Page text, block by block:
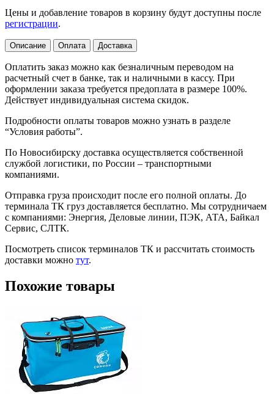
Цены и добавление товаров в корзину будут доступны после
регистрации.
Описание Оплата Доставка
Оплатить заказ можно как безналичным переводом на
расчетный счет в банке, так и наличными в кассу. При
оформлении заказа требуется предоплата в размере 100%.
Действует индивидуальная система скидок.
Подробности оплаты товаров можно узнать в разделе
“Условия работы”.
По Новосибирску доставка осуществляется собственной
службой логистики, по России – транспортными
компаниями.
Отправка груза происходит после его полной оплаты. До
терминала ТК груз доставляется бесплатно. Мы сотрудничаем
с компаниями: Энергия, Деловые линии, ПЭК, АТА, Байкал
Сервис, СЛТК.
Посмотреть список терминалов ТК и рассчитать стоимость
доставки можно тут.
Похожие товары